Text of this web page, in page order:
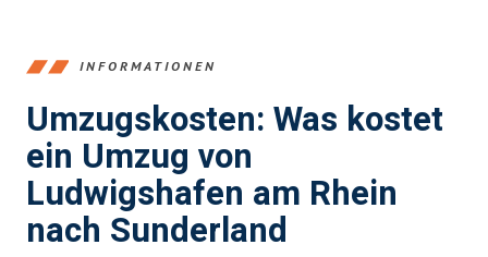
INFORMATIONEN
Umzugskosten: Was kostet
ein Umzug von
Ludwigshafen am Rhein
nach Sunderland